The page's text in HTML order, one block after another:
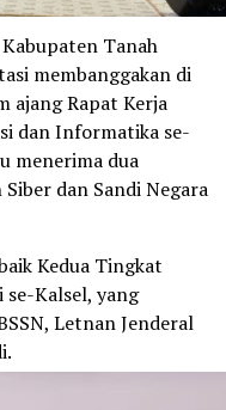
Tanah
membanggakan di
ajang Rapat Kerja
dan Informatika se-
menerima dua
dan Sandi Negara
Kedua Tingkat
Kalsel, yang
Letnan Jenderal